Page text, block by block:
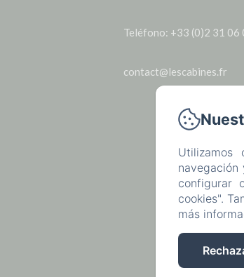
Teléfono: +33 (0)2 31 06
contact@lescabines.fr
configurar
cookies".
más